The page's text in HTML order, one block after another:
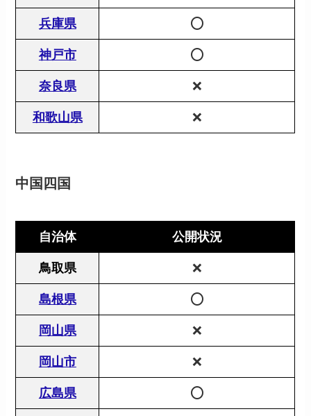
兵庫県 ⭕️
神戸市 ⭕️
奈良県 ❌
和歌山県 ❌
中国四国
自治体 公開状況
鳥取県 ❌
島根県 ⭕️
岡山県 ❌
岡山市 ❌
広島県 ⭕️